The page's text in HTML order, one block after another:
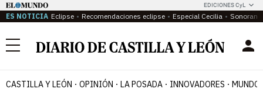
EDICIONES CyL
ES NOTICIA Eclipse Recomendaciones eclipse Especial Cecilia
Menú
CASTILLA Y LEÓN OPINIÓN LA POSADA INNOVADORES MUNDO